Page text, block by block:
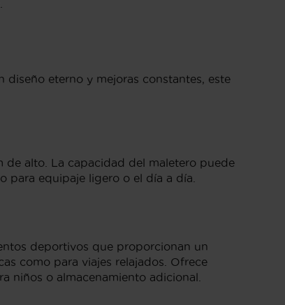
diseño eterno y mejoras constantes, este
de alto. La capacidad del maletero puede
para equipaje ligero o el día a día.
deportivos que proporcionan un
como para viajes relajados. Ofrece
niños o almacenamiento adicional.